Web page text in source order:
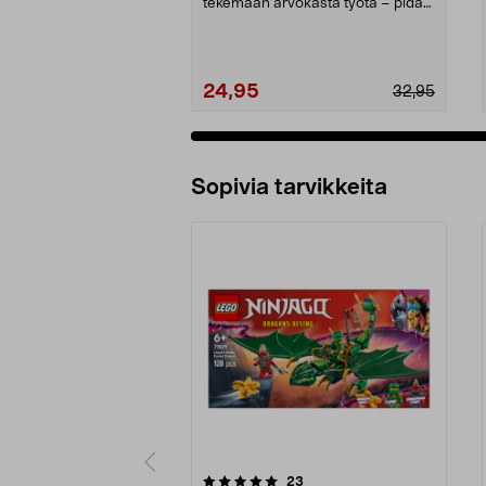
tekemään arvokasta työtä – pidä
24,95 32,95
Sopivia tarvikkeita
23
4.0viidestä